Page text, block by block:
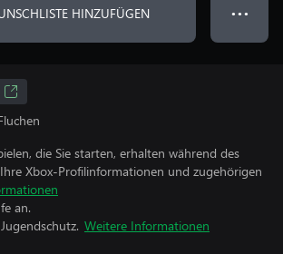
HINZUFÜGEN ● ● ●
die Sie starten, erhalten während des
Xbox-Profilinformationen und zugehörigen
an.
Weitere Informationen